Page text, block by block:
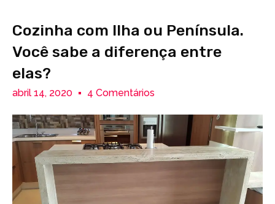
Cozinha com Ilha ou Península.
Você sabe a diferença entre
elas?
abril 14, 2020 4 Comentários